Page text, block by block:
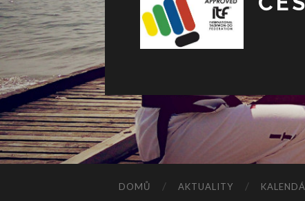
DOMŮ AKTUALITY